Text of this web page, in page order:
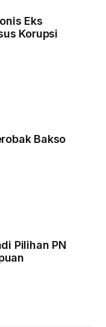
Eks
Korupsi
Bakso
Pilihan PN